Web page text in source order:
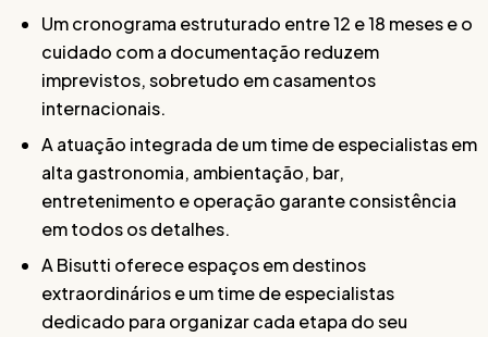
Um cronograma estruturado entre 12 e 18 meses e o
cuidado com a documentação reduzem
imprevistos, sobretudo em casamentos
internacionais.
A atuação integrada de um time de especialistas em
alta gastronomia, ambientação, bar,
entretenimento e operação garante consistência
em todos os detalhes.
A Bisutti oferece espaços em destinos
extraordinários e um time de especialistas
dedicado para organizar cada etapa do seu